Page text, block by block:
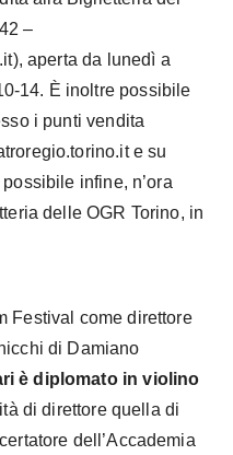
–
aperta da lunedì a
14. È inoltre possibile
i punti vendita
e su
infine, n’ora
delle OGR Torino, in
Festival come direttore
di Damiano
è diplomato in violino
di direttore quella di
dell’Accademia